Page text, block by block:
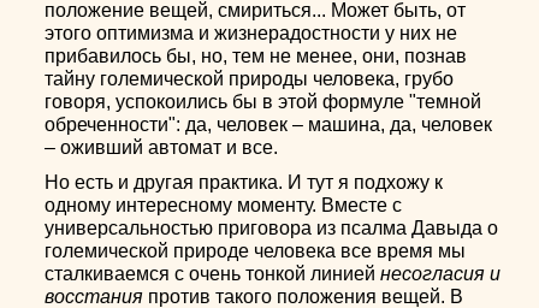
положение вещей, смириться... Может быть, от
этого оптимизма и жизнерадостности у них не
прибавилось бы, но, тем не менее, они, познав
тайну големической природы человека, грубо
говоря, успокоились бы в этой формуле "темной
обреченности": да, человек – машина, да, человек
– оживший автомат и все.
Но есть и другая практика. И тут я подхожу к
одному интересному моменту. Вместе с
универсальностью приговора из псалма Давыда о
големической природе человека все время мы
сталкиваемся с очень тонкой линиейнесогласия и
восстания против такого положения вещей. В